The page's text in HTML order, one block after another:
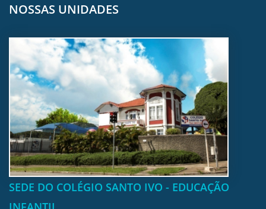
NOSSAS UNIDADES
SEDE DO COLÉGIO SANTO IVO - EDUCAÇÃO